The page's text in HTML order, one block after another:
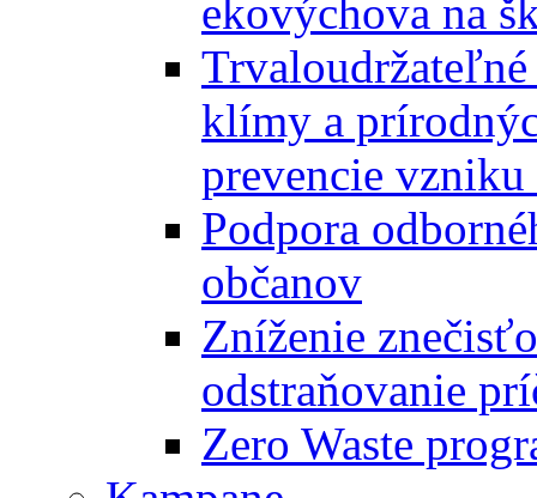
ekovýchova na
klímy a
prevencie vzniku
Podpora
občanov
Zníženie
odstraňovanie
Zero Waste